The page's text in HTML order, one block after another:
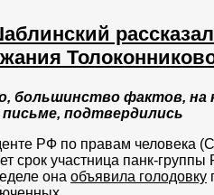
большинство фактов, на
письме, подтвердились
РФ по правам человека
срок участница панк-
она объявила голодовку